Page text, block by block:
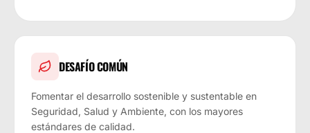
DESAFÍO COMÚN
Fomentar el desarrollo sostenible y sustentable en
Seguridad, Salud y Ambiente, con los mayores
estándares de calidad.